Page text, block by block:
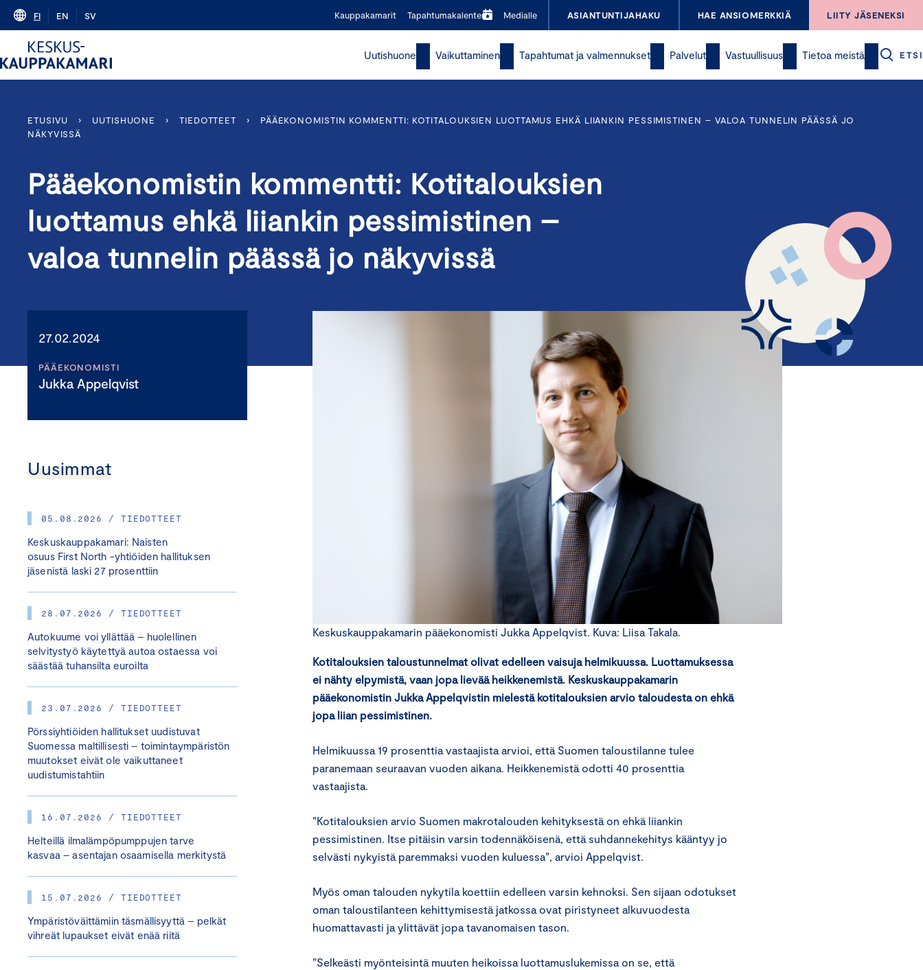
Skip
content
FI EN SV Kauppakamarit Tapahtumakalenteri Medialle ASIANTUNTIJAHAKU HAE ANSIOMERKKIÄ LIITY JÄSENEKSI
Uutishuone Vaikuttaminen Tapahtumat ja valmennukset Palvelut Vastuullisuus Tietoa meistä ETSI
ETUSIVU › UUTISHUONE › TIEDOTTEET ›
PÄÄEKONOMISTIN KOMMENTTI: KOTITALOUKSIEN LUOTTAMUS EHKÄ LIIANKIN PESSIMISTINEN – VALOA TUNNELIN PÄÄSSÄ JO
NÄKYVISSÄ
Pääekonomistin kommentti: Kotitalouksien
luottamus ehkä liiankin pessimistinen –
valoa tunnelin päässä jo näkyvissä
27.02.2024
PÄÄEKONOMISTI
Jukka Appelqvist
Uusimmat
05.08.2026 / TIEDOTTEET
Keskuskauppakamari: Naisten
osuus First North -yhtiöiden hallituksen
jäsenistä laski 27 prosenttiin
28.07.2026 / TIEDOTTEET
Autokuume voi yllättää – huolellinen
selvitystyö käytettyä autoa ostaessa voi
säästää tuhansilta euroilta
23.07.2026 / TIEDOTTEET
Pörssiyhtiöiden hallitukset uudistuvat
Suomessa maltillisesti – toimintaympäristön
muutokset eivät ole vaikuttaneet
uudistumistahtiin
16.07.2026 / TIEDOTTEET
Helteillä ilmalämpöpumppujen tarve
kasvaa – asentajan osaamisella merkitystä
15.07.2026 / TIEDOTTEET
Ympäristöväittämiin täsmällisyyttä – pelkät
vihreät lupaukset eivät enää riitä
Keskuskauppakamarin pääekonomisti Jukka Appelqvist. Kuva: Liisa Takala.
Kotitalouksien taloustunnelmat olivat edelleen vaisuja helmikuussa. Luottamuksessa
ei nähty elpymistä, vaan jopa lievää heikkenemistä. Keskuskauppakamarin
pääekonomistin Jukka Appelqvistin mielestä kotitalouksien arvio taloudesta on ehkä
jopa liian pessimistinen.
Helmikuussa 19 prosenttia vastaajista arvioi, että Suomen taloustilanne tulee
paranemaan seuraavan vuoden aikana. Heikkenemistä odotti 40 prosenttia
vastaajista.
”Kotitalouksien arvio Suomen makrotalouden kehityksestä on ehkä liiankin
pessimistinen. Itse pitäisin varsin todennäköisenä, että suhdannekehitys kääntyy jo
selvästi nykyistä paremmaksi vuoden kuluessa”, arvioi Appelqvist.
Myös oman talouden nykytila koettiin edelleen varsin kehnoksi. Sen sijaan odotukset
oman taloustilanteen kehittymisestä jatkossa ovat piristyneet alkuvuodesta
huomattavasti ja ylittävät jopa tavanomaisen tason.
”Selkeästi myönteisintä muuten heikoissa luottamuslukemissa on se, että